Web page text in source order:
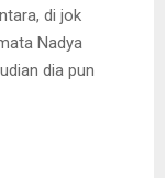
di jok
Nadya
dia pun